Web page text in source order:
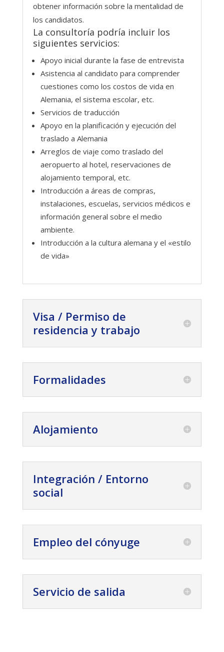
obtener información sobre la mentalidad de
los candidatos.
La consultoría podría incluir los
siguientes servicios:
Apoyo inicial durante la fase de entrevista
Asistencia al candidato para comprender
cuestiones como los costos de vida en
Alemania, el sistema escolar, etc.
Servicios de traducción
Apoyo en la planificación y ejecución del
traslado a Alemania
Arreglos de viaje como traslado del
aeropuerto al hotel, reservaciones de
alojamiento temporal, etc.
Introducción a áreas de compras,
instalaciones, escuelas, servicios médicos e
información general sobre el medio
ambiente.
Introducción a la cultura alemana y el «estilo
de vida»
Visa / Permiso de
residencia y trabajo
Formalidades
Alojamiento
Integración / Entorno
social
Empleo del cónyuge
Servicio de salida